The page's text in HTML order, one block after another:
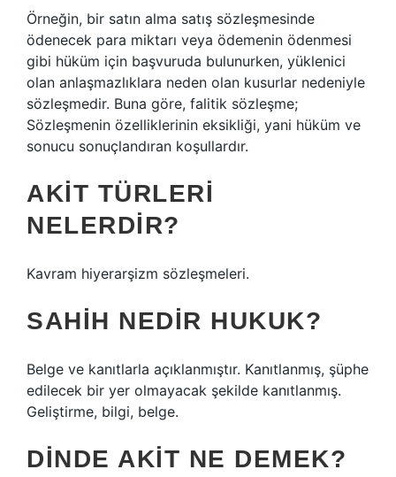
Örneğin, bir satın alma satış sözleşmesinde
ödenecek para miktarı veya ödemenin ödenmesi
gibi hüküm için başvuruda bulunurken, yüklenici
olan anlaşmazlıklara neden olan kusurlar nedeniyle
sözleşmedir. Buna göre, falitik sözleşme;
Sözleşmenin özelliklerinin eksikliği, yani hüküm ve
sonucu sonuçlandıran koşullardır.
AKIT TÜRLERI
NELERDIR?
Kavram hiyerarşizm sözleşmeleri.
SAHIH NEDIR HUKUK?
Belge ve kanıtlarla açıklanmıştır. Kanıtlanmış, şüphe
edilecek bir yer olmayacak şekilde kanıtlanmış.
Geliştirme, bilgi, belge.
DINDE AKIT NE DEMEK?